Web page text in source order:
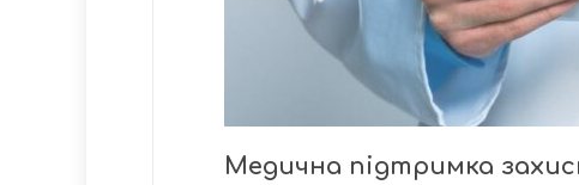
Медична підтримка